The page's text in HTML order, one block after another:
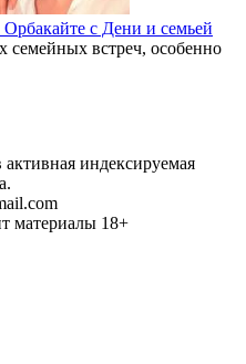
с Дени и семьей
встреч, особенно
индексируемая
материалы 18+